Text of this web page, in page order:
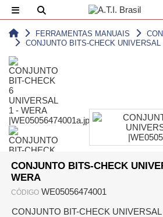
FERRAMENTAS MANUAIS
CONJUNTO BITS-CHECK
CONJUNTO BITS-CHECK
WERA
CÓDIGO WE05056474001
CONJUNTO BIT-CHECK